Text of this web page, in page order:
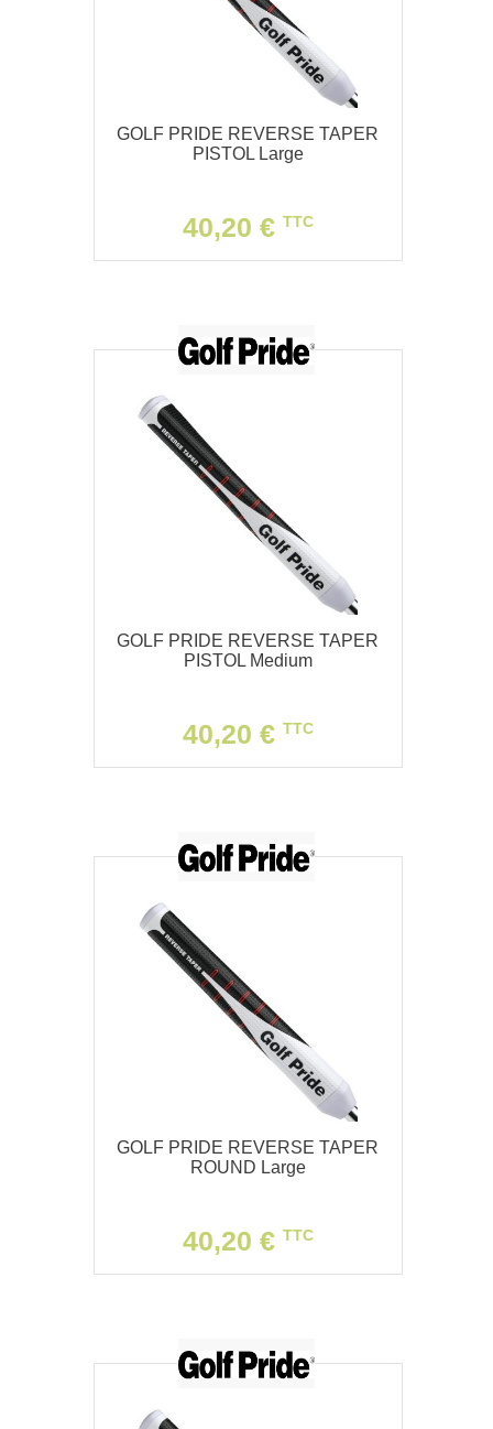
GOLF PRIDE REVERSE TAPER
PISTOL Large
40,20 € TTC
GOLF PRIDE REVERSE TAPER
PISTOL Medium
40,20 € TTC
GOLF PRIDE REVERSE TAPER
ROUND Large
40,20 € TTC